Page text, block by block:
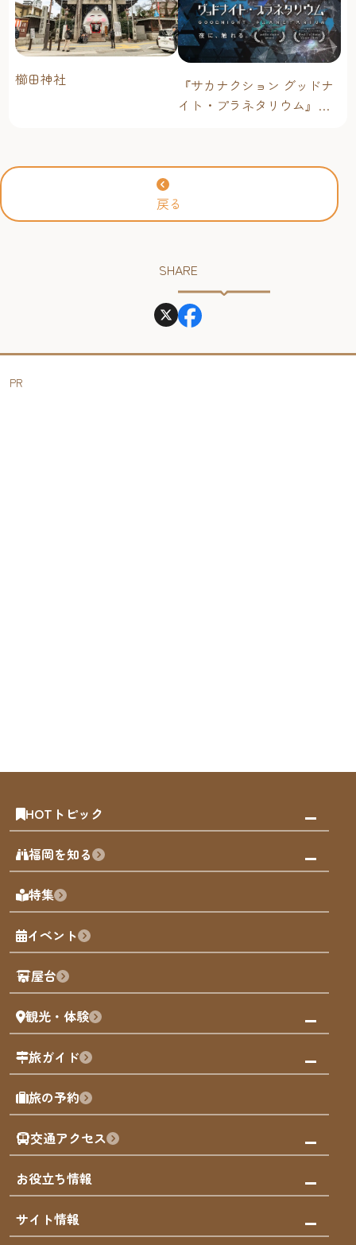
櫛田神社
『サカナクション グッドナ
イト・プラネタリウム』が
2026年
戻る
SHARE
PR
HOTトピック
みんなの旅行記
天神エリア
博多旧市街
福岡城
歴史・文化
福岡を知る
福岡の見どころ
福岡の魅力
観光カレンダー
観光PR動画
まち歩き
福岡グルメ
福岡を楽しむ
福岡のアート
福岡のナイトタイム
福岡の歴史・文化
サステナブルツーリズム
福岡検定
よかなび音声ガイド
特集
イベント
屋台
観光・体験
観る・遊ぶ
屋台
買う
体験
泊まる
旅ガイド
モデルコース
AIおまかせコース
オリジナルプラン
みんなの旅行記
旅の予約
交通アクセス
市内交通ガイド
お得なチケット
お役立ち情報
お知らせ
災害情報
サイト情報